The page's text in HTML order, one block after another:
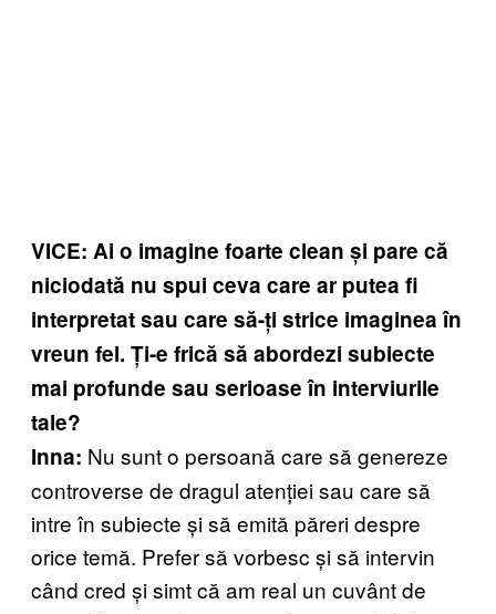
VICE: Ai o imagine foarte clean și pare că
niciodată nu spui ceva care ar putea fi
interpretat sau care să-ți strice imaginea în
vreun fel. Ți-e frică să abordezi subiecte
mai profunde sau serioase în interviurile
tale?
Inna: Nu sunt o persoană care să genereze
controverse de dragul atenției sau care să
intre în subiecte și să emită păreri despre
orice temă. Prefer să vorbesc și să intervin
când cred și simt că am real un cuvânt de